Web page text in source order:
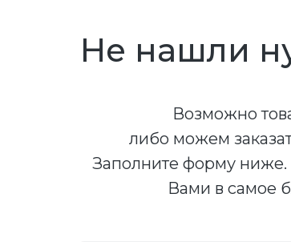
Не нашли
Возможно
либо можем
Заполните форму
Вами в самое